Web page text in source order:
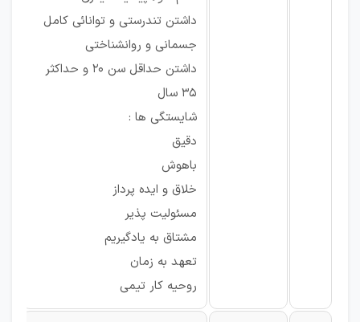
داشتن تندرستی و توانائی کامل
جسمانی و روانشناختی
داشتن حداقل سن ۲۰ و حداکثر
۳۵ سال
شایستگی ها :
دقیق
باهوش
خلاق و ایده پرداز
مسئولیت پذیر
مشتاق به یادگیریم
تعهد به زمان
روحیه کار تیمی